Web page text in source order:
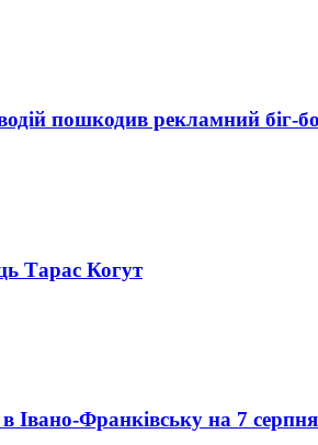
пошкодив рекламний
Тарас Когут
Івано-Франківську на 7 серпня